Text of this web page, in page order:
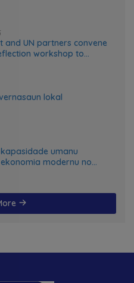
and UN partners convene
workshop to
lokal
umanu
modernu no